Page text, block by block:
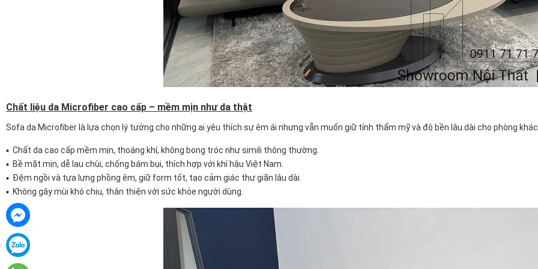
Chất liệu da Microfiber cao cấp – mềm mịn như da thật
Sofa da Microfiber là lựa chọn lý tưởng cho những ai yêu thích sự êm ái nhưng vẫn muốn giữ tính thẩm mỹ và độ bền lâu dài cho phòng
▪ Chất da cao cấp mềm mịn, thoáng khí, không bong tróc như simili thông thường.
▪ Bề mặt mịn, dễ lau chùi, chống bám bụi, thích hợp với khí hậu Việt Nam.
▪ Đệm ngồi và tựa lưng phồng êm, giữ form tốt, tạo cảm giác thư giãn lâu dài.
▪ Không gây mùi khó chịu, thân thiện với sức khỏe người dùng.